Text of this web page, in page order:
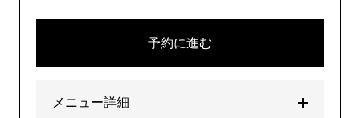
予約に進む
メニュー詳細